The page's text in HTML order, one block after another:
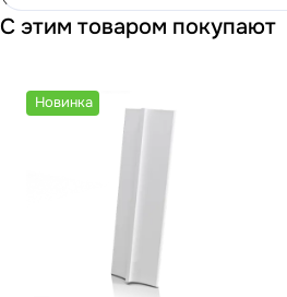
С этим товаром покупают
Новинка